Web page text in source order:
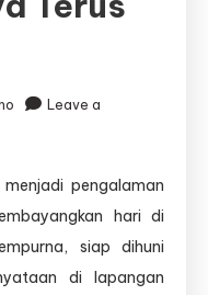
Leave a
pengalaman
hari di
siap dihuni
di lapangan